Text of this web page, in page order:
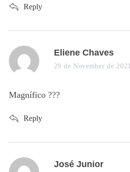
Reply
s
a
s
Eliene Chaves
29 de November de
Magnífico ???
Reply
s
José Junior